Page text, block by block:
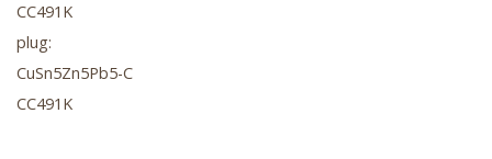
CC491K
plug:
CuSn5Zn5Pb5-C
CC491K